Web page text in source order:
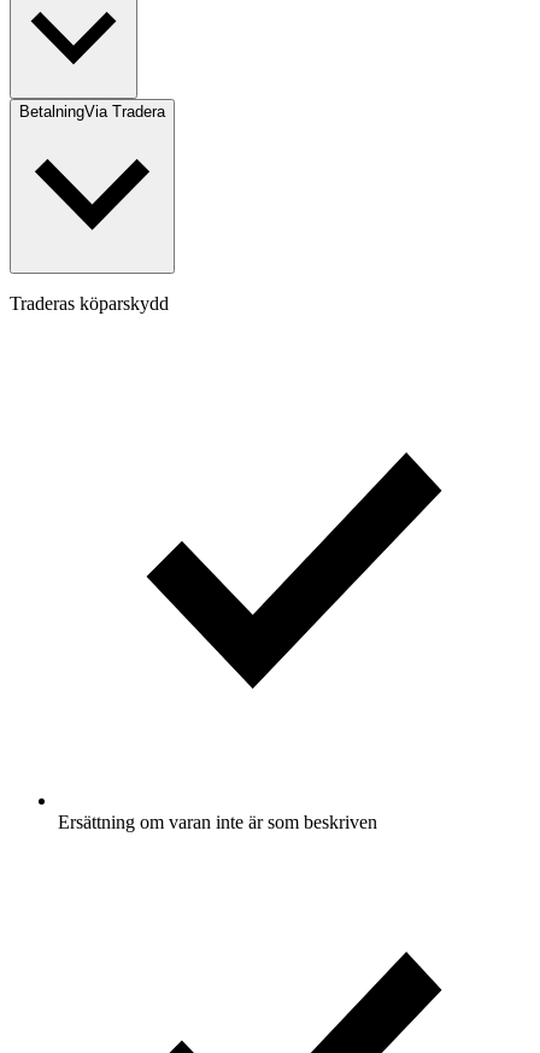
BetalningVia Tradera
Traderas köparskydd
Ersättning om varan inte är som beskriven